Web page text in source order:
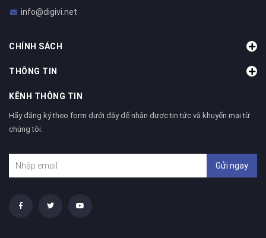
info@digivi.net
CHÍNH SÁCH
THÔNG TIN
KÊNH THÔNG TIN
Hãy đăng ký theo form dưới đây để nhận được tin tức và khuyến mại từ
chúng tôi.
Gửi ngay